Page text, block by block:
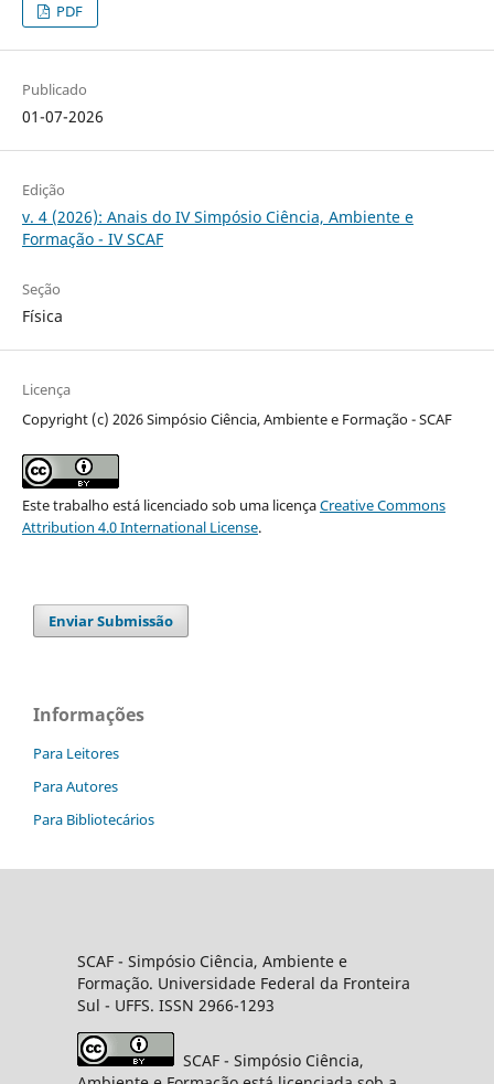
PDF
Publicado
01-07-2026
Edição
v. 4 (2026): Anais do IV Simpósio Ciência, Ambiente e
Formação - IV SCAF
Seção
Física
Licença
Copyright (c) 2026 Simpósio Ciência, Ambiente e Formação - SCAF
Este trabalho está licenciado sob uma licençaCreative Commons
Attribution 4.0 International License.
Enviar Submissão
Informações
Para Leitores
Para Autores
Para Bibliotecários
SCAF - Simpósio Ciência, Ambiente e
Formação. Universidade Federal da Fronteira
Sul - UFFS. ISSN 2966-1293
SCAF - Simpósio Ciência,